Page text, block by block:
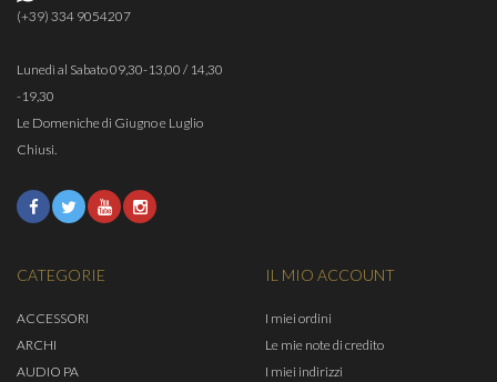
(+39) 334 9054207
Lunedì al Sabato 09,30-13,00 / 14,30
-19,30
Le Domeniche di Giugno e Luglio
Chiusi.
CATEGORIE
ACCESSORI
ARCHI
AUDIO PA
IL MIO ACCOUNT
I miei ordini
Le mie note di credito
I miei indirizzi